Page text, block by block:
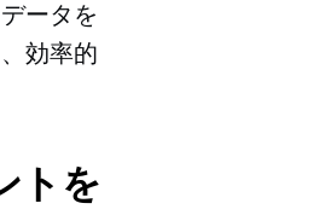
ータを
効率的
トを